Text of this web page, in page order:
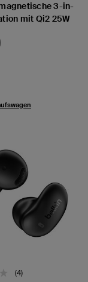
3-in-
mit Qi2 25W
(4)